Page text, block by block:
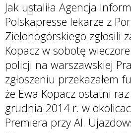
Jak ustaliła Agencja
Polskapresse lekarze z
Zielonogórskiego zgłosili
Kopacz w sobotę
policji na warszawskiej
zgłoszeniu przekazałem
że Ewa Kopacz ostatni
grudnia 2014 r. w
Premiera przy Al.